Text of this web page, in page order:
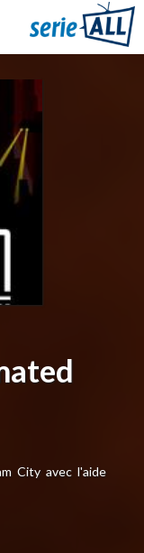
City avec l'aide